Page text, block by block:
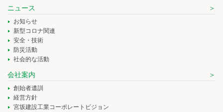
ニュース
お知らせ
新型コロナ関連
安全・技術
防災活動
社会的な活動
会社案内
創始者遺訓
経営方針
宮坂建設工業コーポレートビジョン